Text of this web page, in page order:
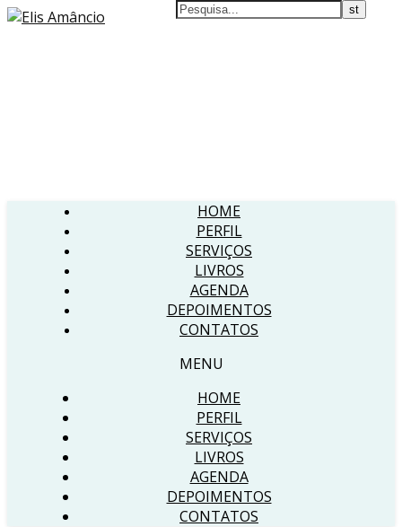
HOME
PERFIL
SERVIÇOS
LIVROS
AGENDA
DEPOIMENTOS
CONTATOS
MENU
HOME
PERFIL
SERVIÇOS
LIVROS
AGENDA
DEPOIMENTOS
CONTATOS